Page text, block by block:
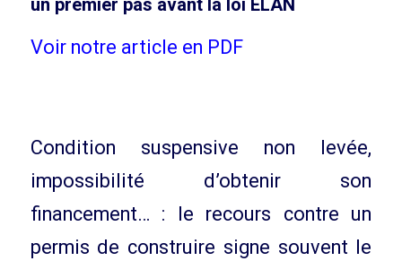
un premier pas avant la loi ELAN
Voir notre article en PDF
Condition suspensive non levée,
impossibilité d’obtenir son
financement… : le recours contre un
permis de construire signe souvent le